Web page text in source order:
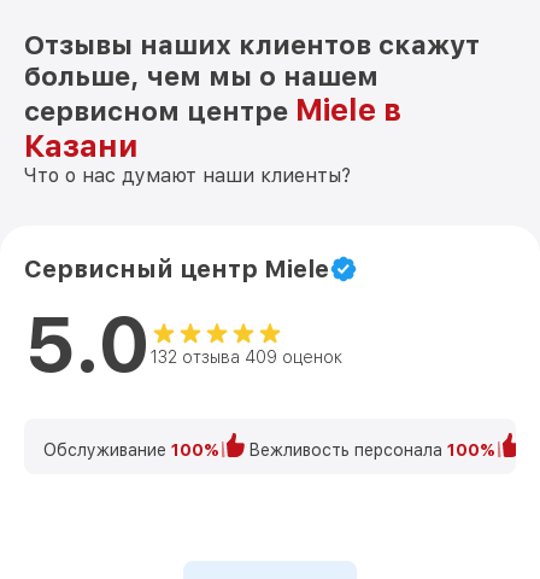
Отзывы наших клиентов скажут
больше, чем мы о нашем
сервисном центре Miele в
Казани
Что о нас думают наши клиенты?
Сервисный центр Miele
5.0 132 отзыва 409 оценок
Обслуживание 100% Вежливость персонала 100%